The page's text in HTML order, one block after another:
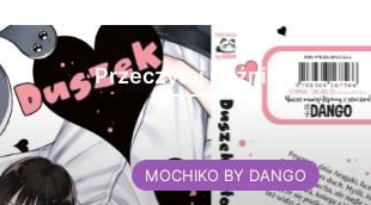
Przeczytaj później
MOCHIKO BY DANGO